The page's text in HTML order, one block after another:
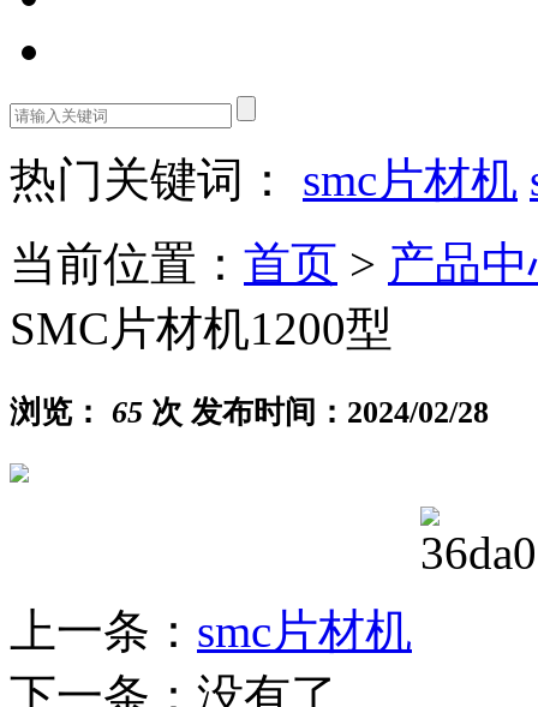
热门关键词： smc片材机
当前位置： 首页 > 产品
SMC片材机1200型
浏览： 65 次 发布时间：2024/02/28
上一条： smc片材机
下一条：没有了